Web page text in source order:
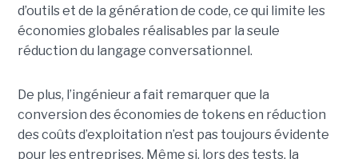
d’outils et de la génération de code, ce qui limite les
économies globales réalisables par la seule
réduction du langage conversationnel.
De plus, l’ingénieur a fait remarquer que la
conversion des économies de tokens en réduction
des coûts d’exploitation n’est pas toujours évidente
pour les entreprises. Même si, lors des tests, la